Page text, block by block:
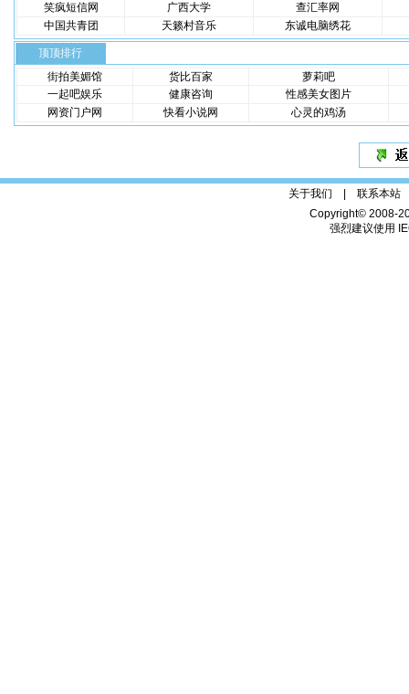
笑疯短信网
广西大学
查汇率网
中国共青团
天籁村音乐 东诚电脑绣花
顶顶排行
街拍美媚馆
货比百家
萝莉吧
一起吧娱乐
健康咨询
性感美女图片
网资门户网
快看小说网 心灵的鸡汤
关于我们 | 联系本站
Copyright© 2008-
强烈建议使用